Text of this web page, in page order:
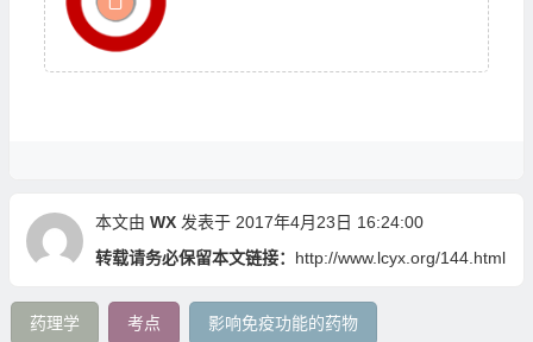
本文由 WX发表于 2017年4月23日 16:24:00
转载请务必保留本文链接： http://www.lcyx.org/144.html
药理学 考点 影响免疫功能的药物